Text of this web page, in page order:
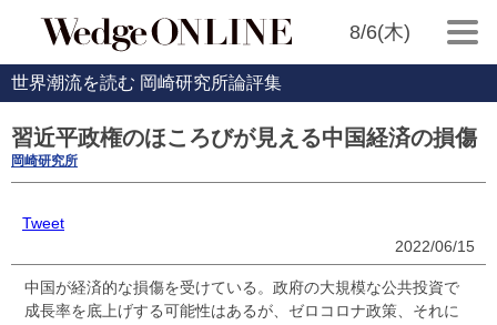
8/6(木)
世界潮流を読む 岡崎研究所論評集
習近平政権のほころびが見える中国経済の損傷
岡崎研究所
Tweet
2022/06/15
中国が経済的な損傷を受けている。政府の大規模な公共投資で
成長率を底上げする可能性はあるが、ゼロコロナ政策、それに